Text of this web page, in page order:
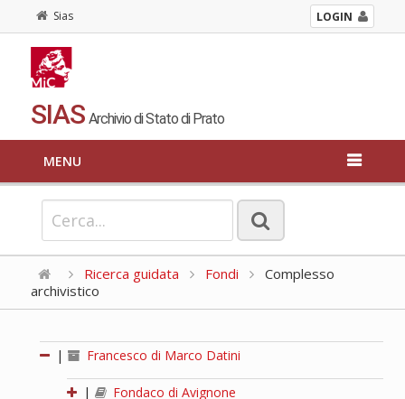
Sias LOGIN
SIAS Archivio di Stato di Prato
MENU
Ricerca guidata Fondi
Complesso
archivistico
| Francesco di Marco Datini
|
Fondaco di Avignone